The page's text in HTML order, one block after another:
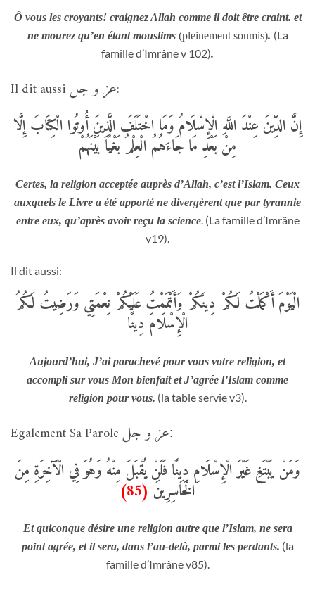
Ô vous les croyants! craignez Allah comme il doit être craint. et
ne mourez qu’en étant mouslims (pleinement soumis). (La
famille d’Imrâne v 102).
Il dit aussiعز و جل:
إِنَّ الدِّينَ عِنْدَ اللَّهِ الْإِسْلَامُ وَمَا اخْتَلَفَ الَّذِينَ أُوتُوا الْكِتَابَ إِلَّا
مِنْ بَعْدِ مَا جَاءَهُمُ الْعِلْمُ بَغْيًا بَيْنَهُمْ
Certes, la religion acceptée auprès d’Allah, c’est l’Islam. Ceux
auxquels le Livre a été apporté ne divergèrent que par tyrannie
entre eux, qu’après avoir reçu la science. (La famille d’Imrâne
v19).
Il dit aussi:
الْيَوْمَ أَكْمَلْتُ لَكُمْ دِينَكُمْ وَأَتْمَمْتُ عَلَيْكُمْ نِعْمَتِي وَرَضِيتُ لَكُمُ
الْإِسْلَامَ دِينًا
Aujourd’hui, J’ai parachevé pour vous votre religion, et
accompli sur vous Mon bienfait et J’agrée l’Islam comme
religion pour vous. (la table servie v3).
Egalement Sa Paroleعز و جل:
وَمَنْ يَبْتَغِ غَيْرَ الْإِسْلَامِ دِينًا فَلَنْ يُقْبَلَ مِنْهُ وَهُوَ فِي الْآَخِرَةِ مِنَ
الْخَاسِرِينَ (85)
Et quiconque désire une religion autre que l’Islam, ne sera
point agrée, et il sera, dans l’au-delà, parmi les perdants. (la
famille d’Imrâne v85).